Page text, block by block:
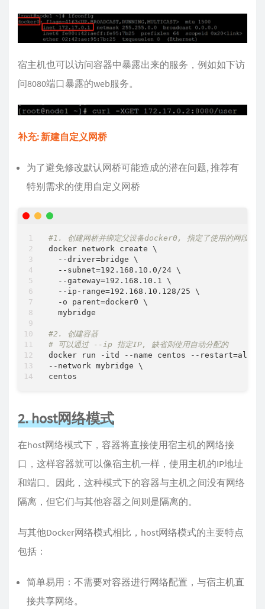
宿主机也可以访问容器中暴露出来的服务，例如如下访
问8080端口暴露的web服务。
补充: 新建自定义网桥
为了避免修改默认网桥可能造成的潜在问题, 推荐有
特别需求的使用自定义网桥
#1. 创建网桥并绑定父设备docker0, 指定了使用的网段和
docker network create \
  --driver=bridge \
  --subnet=192.168.10.0/24 \
  --gateway=192.168.10.1 \
  --ip-range=192.168.10.128/25 \
  -o parent=docker0 \
  mybridge
#2. 创建容器
# 可以通过 --ip 指定IP, 缺省则使用自动分配的
docker run -itd --name centos --
--network mybridge \
2. host网络模式
在host网络模式下，容器将直接使用宿主机的网络接
口，这样容器就可以像宿主机一样，使用主机的IP地址
和端口。因此，这种模式下的容器与主机之间没有网络
隔离，但它们与其他容器之间则是隔离的。
与其他Docker网络模式相比，host网络模式的主要特点
包括：
简单易用：不需要对容器进行网络配置，与宿主机直
接共享网络。